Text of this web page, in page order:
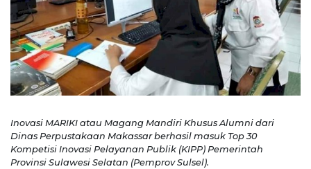
Inovasi MARIKI atau Magang Mandiri Khusus Alumni dari
Dinas Perpustakaan Makassar berhasil masuk Top 30
Kompetisi Inovasi Pelayanan Publik (KIPP) Pemerintah
Provinsi Sulawesi Selatan (Pemprov Sulsel).